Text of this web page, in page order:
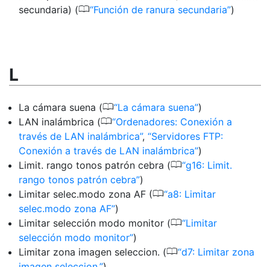
secundaria) (0 Función de ranura secundaria )
L
La cámara suena (0 La cámara suena )
LAN inalámbrica (0 Ordenadores: Conexión a
través de LAN inalámbrica ,
Servidores FTP:
Conexión a través de LAN inalámbrica )
Limit. rango tonos patrón cebra (0 g16: Limit.
rango tonos patrón cebra )
Limitar selec.modo zona AF (0 a8: Limitar
selec.modo zona AF )
Limitar selección modo monitor (0 Limitar
selección modo monitor )
Limitar zona imagen seleccion. (0 d7: Limitar zona